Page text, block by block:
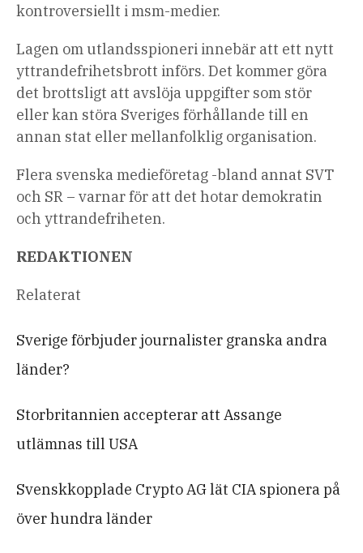
kontroversiellt i msm-medier.
Lagen om utlandsspioneri innebär att ett nytt
yttrandefrihetsbrott införs. Det kommer göra
det brottsligt att avslöja uppgifter som stör
eller kan störa Sveriges förhållande till en
annan stat eller mellanfolklig organisation.
Flera svenska medieföretag -bland annat SVT
och SR – varnar för att det hotar demokratin
och yttrandefriheten.
REDAKTIONEN
Relaterat
Sverige förbjuder journalister granska andra
länder?
Storbritannien accepterar att Assange
utlämnas till USA
Svenskkopplade Crypto AG lät CIA spionera på
över hundra länder